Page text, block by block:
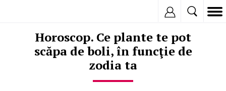
Horoscop. Ce plante te pot
scăpa de boli, în funcţie de
zodia ta